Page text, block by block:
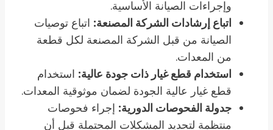
وإجراءات الصيانة الأساسية.
اتباع إرشادات الشركة المصنعة: اتباع توصيات
الصيانة من قبل الشركة المصنعة لكل قطعة
من المعدات.
استخدام قطع غيار ذات جودة عالية: استخدام
قطع غيار عالية الجودة لضمان موثوقية المعدات.
جدولة الفحوصات الدورية: إجراء فحوصات
منتظمة لتحديد المشكلات المحتملة قبل أن